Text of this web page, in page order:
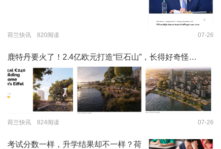
荷兰快讯 820阅读 07-26
鹿特丹要火了！2.4亿欧元打造“巨石山”，长得好奇怪…
荷兰快讯 824阅读 07-26
考试分数一样，升学结果却不一样？荷